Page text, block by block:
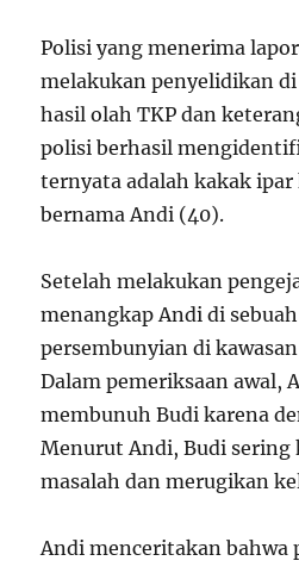
Polisi yang menerima
melakukan penyelidikan
hasil olah TKP dan
polisi berhasil
ternyata adalah kakak
bernama Andi (40).
Setelah melakukan
menangkap Andi di
persembunyian di
Dalam pemeriksaan awal,
membunuh Budi karena
Menurut Andi, Budi sering
masalah dan merugikan
Andi menceritakan bahwa